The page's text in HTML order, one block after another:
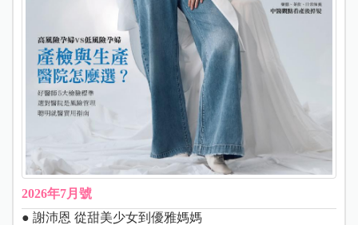
2026年7月號
● 謝沛恩 從甜美少女到優雅媽媽